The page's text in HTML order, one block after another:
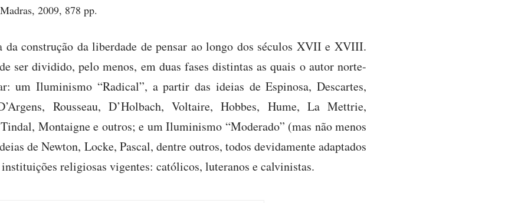
2009, 878 pp.
construção da liberdade de pensar ao longo dos séculos XVII e XVIII.
ser dividido, pelo menos, em duas fases distintas as quais o autor norte-
um Iluminismo “Radical”, a partir das ideias de Espinosa, Descartes,
Rousseau, D’Holbach, Voltaire, Hobbes, Hume, La Mettrie,
Montaigne e outros; e um Iluminismo “Moderado” (mas não menos
de Newton, Locke, Pascal, dentre outros, todos devidamente adaptados
instituições religiosas vigentes: católicos, luteranos e calvinistas.